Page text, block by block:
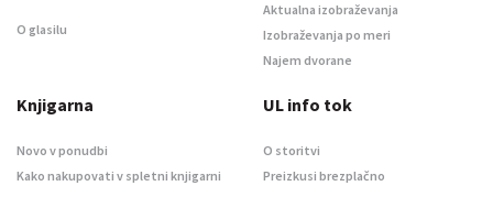
O glasilu
Aktualna izobraževanja
Izobraževanja po meri
Najem dvorane
Knjigarna
Novo v ponudbi
Kako nakupovati v spletni knjigarni
UL info tok
O storitvi
Preizkusi brezplačno